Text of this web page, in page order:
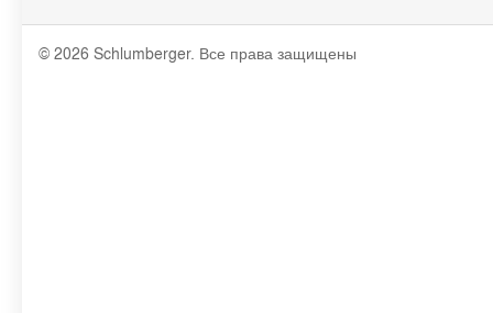
© 2026 Schlumberger. Все права защищены